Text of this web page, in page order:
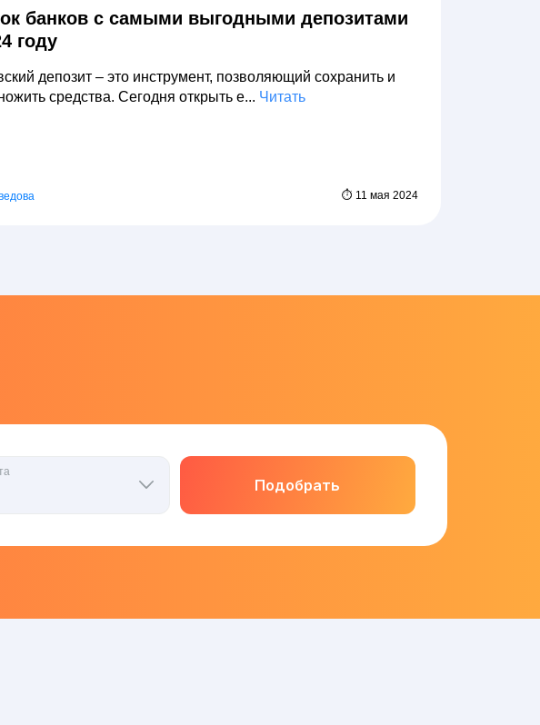
банков с самыми выгодными депозитами
году
депозит – это инструмент, позволяющий сохранить и
средства. Сегодня открыть е... Читать
⏱ 11 мая 2024
Подобрать